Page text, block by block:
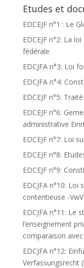
Etudes et
EDCEJF n°1 : Le
EDCEJF n°2: La
fédérale
EDCJFA n°3: Loi
EDCJFA n°4:
EDCEJF n°5:
EDCEJF n°6:
administrative
EDCEJF n°7: Loi
EDCEJF n°8:
EDCEJF n°9:
EDCJFA n°10:
contentieuse -
EDCJFA n°11: Le
l’enseignement
comparaison
EDCJFA n°12:
Verfassungsrecht